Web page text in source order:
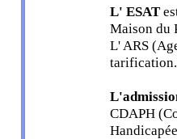
L' ESAT
Maison du
L' ARS
tarification.
CDAPH